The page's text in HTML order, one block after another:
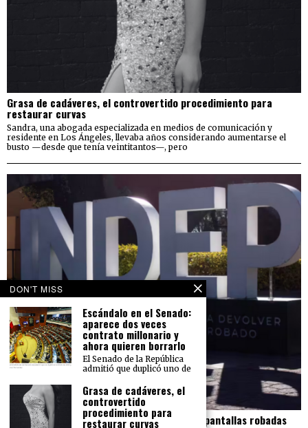
Grasa de cadáveres, el controvertido procedimiento para
restaurar curvas
Sandra, una abogada especializada en medios de comunicación y
residente en Los Ángeles, llevaba años considerando aumentarse el
busto —desde que tenía veintitantos—, pero
El Indep pierde más de 23 mdp en carros y pantallas robadas
DON'T MISS
Escándalo en el Senado:
aparece dos veces
contrato millonario y
ahora quieren borrarlo
El Senado de la República
admitió que duplicó uno de
Grasa de cadáveres, el
controvertido
procedimiento para
restaurar curvas